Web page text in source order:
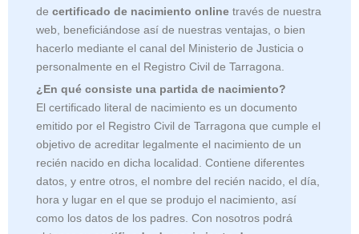
de certificado de nacimiento online través de nuestra
web, beneficiándose así de nuestras ventajas, o bien
hacerlo mediante el canal del Ministerio de Justicia o
personalmente en el Registro Civil de Tarragona.
¿En qué consiste una partida de nacimiento?
El certificado literal de nacimiento es un documento
emitido por el Registro Civil de Tarragona que cumple el
objetivo de acreditar legalmente el nacimiento de un
recién nacido en dicha localidad. Contiene diferentes
datos, y entre otros, el nombre del recién nacido, el día,
hora y lugar en el que se produjo el nacimiento, así
como los datos de los padres. Con nosotros podrá